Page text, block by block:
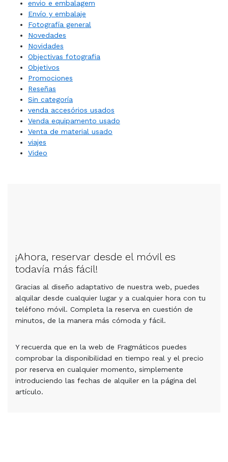
envio e embalagem
Envío y embalaje
Fotografía general
Novedades
Novidades
Objectivas fotografia
Objetivos
Promociones
Reseñas
Sin categoría
venda accesórios usados
Venda equipamento usado
Venta de material usado
viajes
Video
¡Ahora, reservar desde el móvil es
todavía más fácil!
Gracias al diseño adaptativo de nuestra web, puedes
alquilar desde cualquier lugar y a cualquier hora con tu
teléfono móvil. Completa la reserva en cuestión de
minutos, de la manera más cómoda y fácil.
Y recuerda que en la web de Fragmáticos puedes
comprobar la disponibilidad en tiempo real y el precio
por reserva en cualquier momento, simplemente
introduciendo las fechas de alquiler en la página del
artículo.